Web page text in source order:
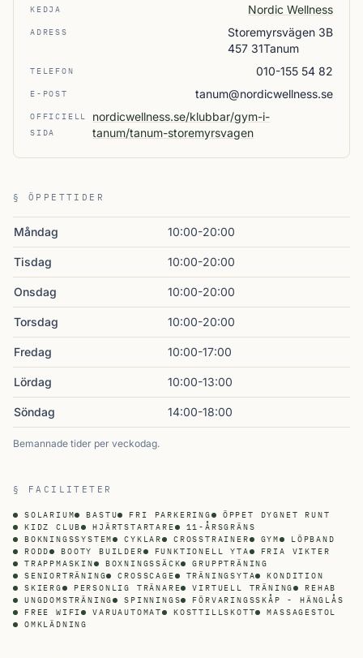
KEDJA Nordic Wellness
ADRESS
Storemyrsvägen 3B
457 31Tanum
TELEFON 010-155 54 82
E-POST tanum@nordicwellness.se
OFFICIELL
SIDA
nordicwellness.se/klubbar/gym-i-
tanum/tanum-storemyrsvagen
§ ÖPPETTIDER
Måndag 10:00-20:00
Tisdag 10:00-20:00
Onsdag 10:00-20:00
Torsdag 10:00-20:00
Fredag 10:00-17:00
Lördag 10:00-13:00
Söndag 14:00-18:00
Bemannade tider per veckodag.
§ FACILITETER
SOLARIUM BASTU FRI PARKERING
ÖPPET DYGNET RUNT
KIDZ CLUB
HJÄRTSTARTARE
11-ÅRSGRÄNS
BOKNINGSSYSTEM
CYKLAR CROSSTRAINER GYM
LÖPBAND
RODD
BOOTY BUILDER FUNKTIONELL YTA
FRIA VIKTER
TRAPPMASKIN
BOXNINGSSÄCK
GRUPPTRÄNING
SENIORTRÄNING
CROSSCAGE TRÄNINGSYTA
KONDITION
SKIERG
PERSONLIG TRÄNARE VIRTUELL TRÄNING
REHAB
UNGDOMSTRÄNING
SPINNINGS
FÖRVARINGSSKÅP - HÄNGLÅS
FREE WIFI
VARUAUTOMAT KOSTTILLSKOTT
MASSAGESTOL
OMKLÄDNING